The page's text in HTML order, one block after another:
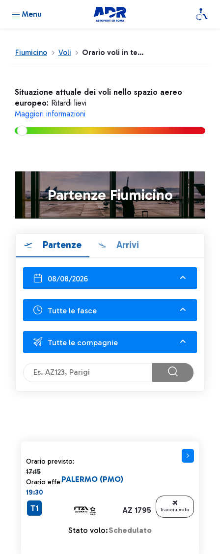
Menu
Fiumicino Voli Orario voli in tempo reale
Situazione attuale dei voli nello spazio aereo
europeo: Ritardi lievi
Maggiori informazioni
Partenze Fiumicino
Partenze Arrivi
08/08/2026
Tutte le fasce
Tutte le compagnie
Orario previsto:
17:15
Orario previsto 17:15 barrato
Orario effettivo:
19:30
AZ 1795
PALERMO (PMO)
T1
Stato volo:Schedulato
Traccia volo